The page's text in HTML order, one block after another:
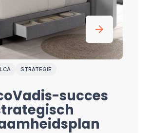
LCA STRATEGIE
succes